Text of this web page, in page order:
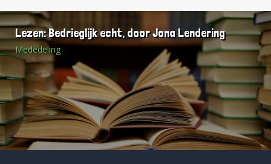
Lezen: Bedrieglijk echt, door Jona Lendering
Mededeling